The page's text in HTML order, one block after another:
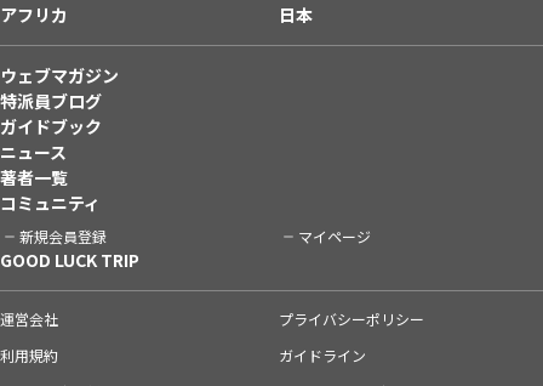
アフリカ
日本
ウェブマガジン
特派員ブログ
ガイドブック
ニュース
著者一覧
コミュニティ
新規会員登録 マイページ
GOOD LUCK TRIP
運営会社
プライバシーポリシー
利用規約
ガイドライン